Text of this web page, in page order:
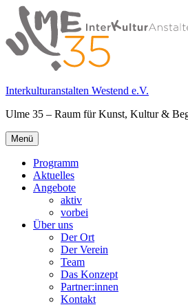
Springe
zum
Inhalt
Interkulturanstalten Westend e.V.
Ulme 35 – Raum für Kunst, Kultur &
Primäres
Menü
Menü
Programm
Aktuelles
Angebote
aktiv
vorbei
Über uns
Der Ort
Der Verein
Team
Das Konzept
Partner:innen
Kontakt